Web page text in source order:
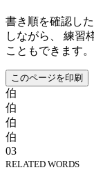
書き順を確認し
しながら、 練習
こともできます。
このページを印刷
伯
伯
伯
伯
03
RELATED WORDS